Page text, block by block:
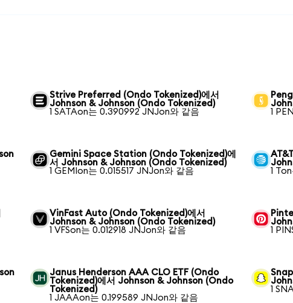
Strive Preferred (Ondo Tokenized)에서
Johnson & Johnson (Ondo Tokenized)
1 SATAon는 0.390992 JNJon와 같음
1
Gemini Space Station (Ondo Tokenized)에
서 Johnson & Johnson (Ondo Tokenized)
1 GEMIon는 0.015517 JNJon와 같음
1
VinFast Auto (Ondo Tokenized)에서
Johnson & Johnson (Ondo Tokenized)
1 VFSon는 0.012918 JNJon와 같음
1
Janus Henderson AAA CLO ETF (Ondo
Tokenized)에서 Johnson & Johnson (Ondo
Tokenized)
1 JAAAon는 0.199589 JNJon와 같음
1